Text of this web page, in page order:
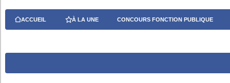
ACCUEIL À LA UNE CONCOURS FONCTION PUBLIQUE